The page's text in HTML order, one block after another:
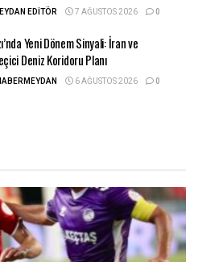
EDITÖR 7 AĞUSTOS 2026 0
Yeni Dönem Sinyali: İran ve
Deniz Koridoru Planı
6 AĞUSTOS 2026 0